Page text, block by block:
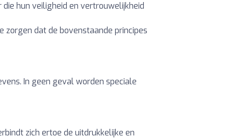
hun veiligheid en vertrouwelijkheid
zorgen dat de bovenstaande principes
In geen geval worden speciale
zich ertoe de uitdrukkelijke en